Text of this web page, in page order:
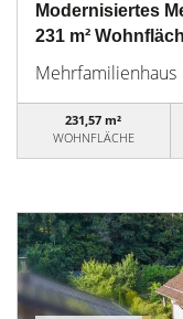
Modernisiertes
231 m²
Mehrfamilienhaus
231,57 m²
WOHNFLÄCHE